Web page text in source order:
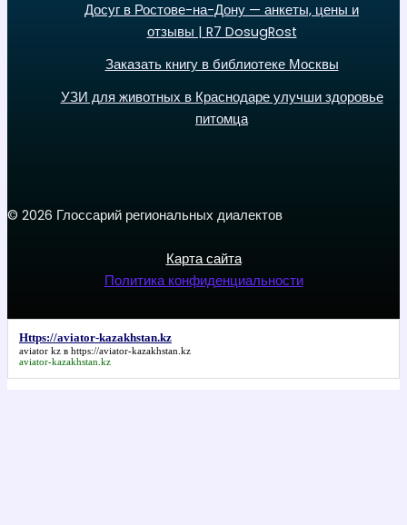
Досуг в Ростове-на-Дону — анкеты, цены и
отзывы | R7 DosugRost
Заказать книгу в библиотеке Москвы
УЗИ для животных в Краснодаре улучши здоровье
питомца
© 2026 Глоссарий региональных диалектов
Карта сайта
Политика конфиденциальности
Https://aviator-kazakhstan.kz
aviator kz в https://aviator-kazakhstan.kz
aviator-kazakhstan.kz